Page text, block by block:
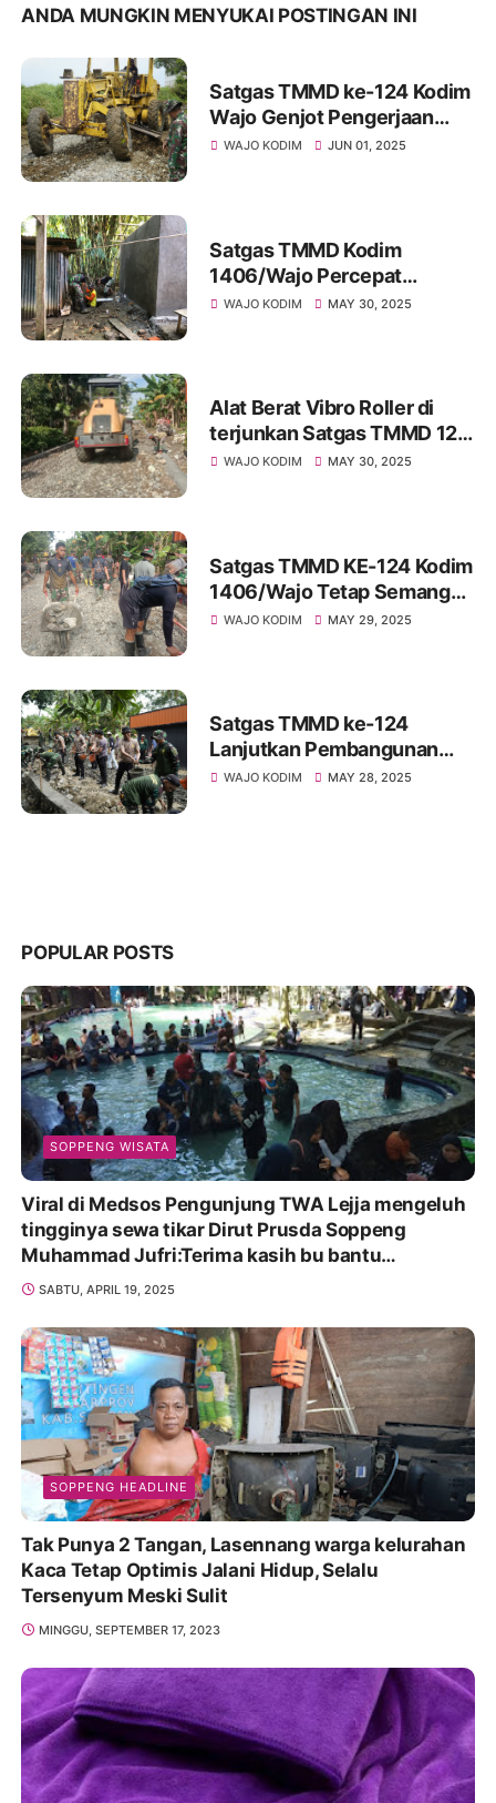
ANDA MUNGKIN MENYUKAI POSTINGAN INI
Satgas TMMD ke-124 Kodim
Wajo Genjot Pengerjaan
Jalan di Hari Libur
WAJO KODIM JUN 01, 2025
Satgas TMMD Kodim
1406/Wajo Percepat
Pembangunan MCK di Desa
WAJO KODIM MAY 30, 2025
Alat Berat Vibro Roller di
terjunkan Satgas TMMD 124
Kodim 1406/Wajo Percepat
WAJO KODIM MAY 30, 2025
Satgas TMMD KE-124 Kodim
1406/Wajo Tetap Semangat
Bangun Talud sudah Capai
WAJO KODIM MAY 29, 2025
Satgas TMMD ke-124
Lanjutkan Pembangunan
Talud Jalan di Desa
WAJO KODIM MAY 28, 2025
POPULAR POSTS
SOPPENG WISATA
Viral di Medsos Pengunjung TWA Lejja mengeluh
tingginya sewa tikar Dirut Prusda Soppeng
Muhammad Jufri:Terima kasih bu bantu
Promosikan
SABTU, APRIL 19, 2025
SOPPENG HEADLINE
Tak Punya 2 Tangan, Lasennang warga kelurahan
Kaca Tetap Optimis Jalani Hidup, Selalu
Tersenyum Meski Sulit
MINGGU, SEPTEMBER 17, 2023